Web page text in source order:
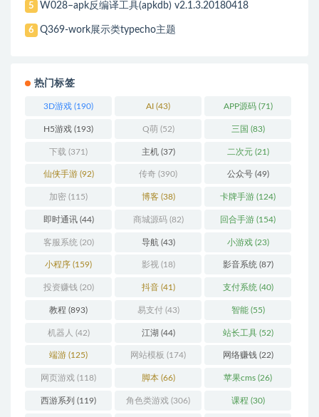
5 W028–apk反编译工具(apkdb) v2.1.3.20180418
6 Q369-work展示类typecho主题
热门标签
3D游戏 (190) AI (43) APP源码(71)
H5游戏 (193) Q萌(52) 三国 (83)
下载 (371) 主机(37) 二次元(21)
仙侠手游(92) 传奇 (390) 公众号(49)
加密 (115) 博客(38) 卡牌手游 (124)
即时通讯(44) 商城源码(82) 回合手游 (154)
客服系统 (20) 导航(43) 小游戏(23)
小程序 (159) 影视(18) 影音系统 (87)
投资赚钱 (20) 抖音(41) 支付系统 (40)
教程 (893) 易支付(43) 智能(55)
机器人 (42) 江湖 (44) 站长工具(52)
端游 (125) 网站模板 (174) 网络赚钱(22)
网页游戏 (118) 脚本(66) 苹果cms (26)
西游系列 (119) 角色类游戏 (306) 课程 (30)